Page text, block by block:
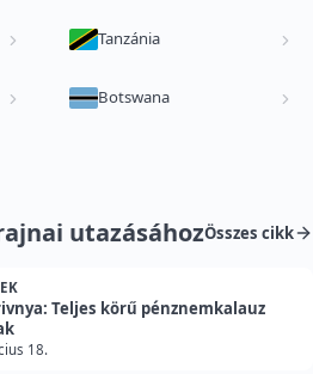
Tanzánia
Botswana
utazásáhozÖsszes cikk
Teljes körű pénznemkalauz
18.